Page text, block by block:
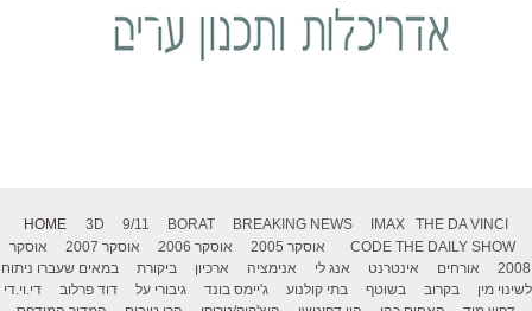
HOME 3D 9/11 BORAT BREAKING NEWS IMAX
THE DA VINCI
CODE THE DAILY SHOW אוסקר 2005 אוסקר 2006 אוסקר 2007
אוסקר
2008
אורחים אינטרנט אנג לי אנימציה ארכיון ביקורת
במאים שעברו ניתוח
לשינוי מין
בקרוב בשוטף בתי קולנוע ג'יימס בונד גיבורי על דוד פרלוב
די.וי.די